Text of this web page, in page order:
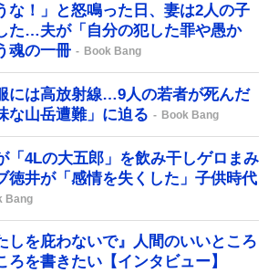
な！」と怒鳴った日、妻は2人の子
た…夫が「自分の犯した罪や愚か
魂の一冊
Book Bang
には高放射線…9人の若者が死んだ
な山岳遭難」に迫る
Book Bang
「4Lの大五郎」を飲み干しゲロまみ
井が「感情を失くした」子供時代
Bang
しを庇わないで』人間のいいところ
ろを書きたい【インタビュー】